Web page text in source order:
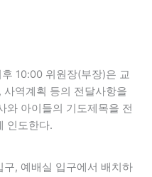
10:00 위원장(부장)은 교
역계획 등의 전달사항을
와 아이들의 기도제목을 전
인도한다.
, 예배실 입구에서 배치하